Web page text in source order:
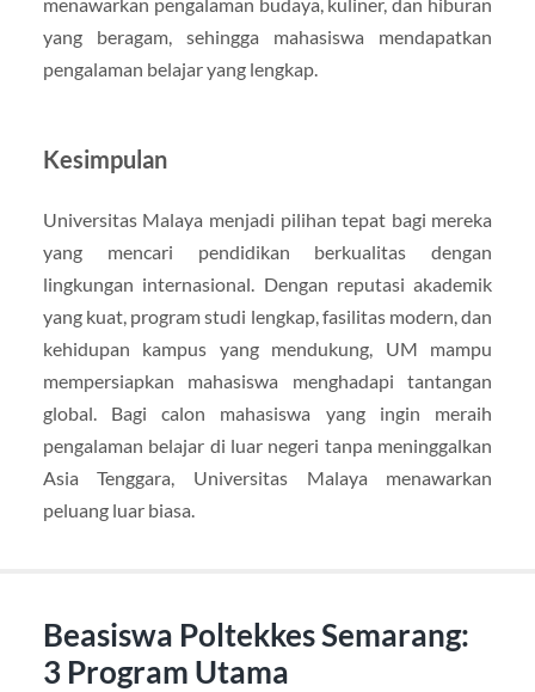
yang beragam, sehingga mahasiswa mendapatkan
pengalaman belajar yang lengkap.
Kesimpulan
Universitas Malaya menjadi pilihan tepat bagi mereka
yang mencari pendidikan berkualitas dengan
lingkungan internasional. Dengan reputasi akademik
yang kuat, program studi lengkap, fasilitas modern, dan
kehidupan kampus yang mendukung, UM mampu
mempersiapkan mahasiswa menghadapi tantangan
global. Bagi calon mahasiswa yang ingin meraih
pengalaman belajar di luar negeri tanpa meninggalkan
Asia Tenggara, Universitas Malaya menawarkan
peluang luar biasa.
Beasiswa Poltekkes Semarang:
3 Program Utama